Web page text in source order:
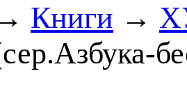
Книги →